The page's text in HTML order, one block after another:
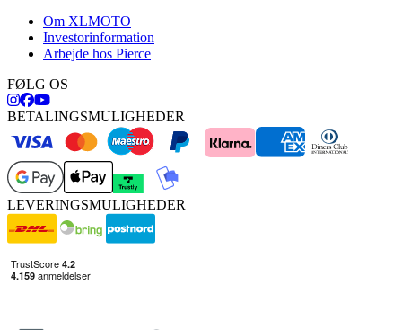
Om XLMOTO
Investorinformation
Arbejde hos Pierce
FØLG OS
BETALINGSMULIGHEDER
LEVERINGSMULIGHEDER